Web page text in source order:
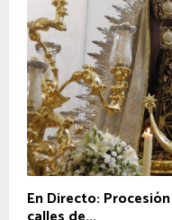
En Directo: